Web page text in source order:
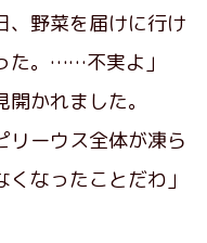
、野菜を届けに行け
た。……不実よ」
かれました。
ーウス全体が凍ら
なったことだわ」